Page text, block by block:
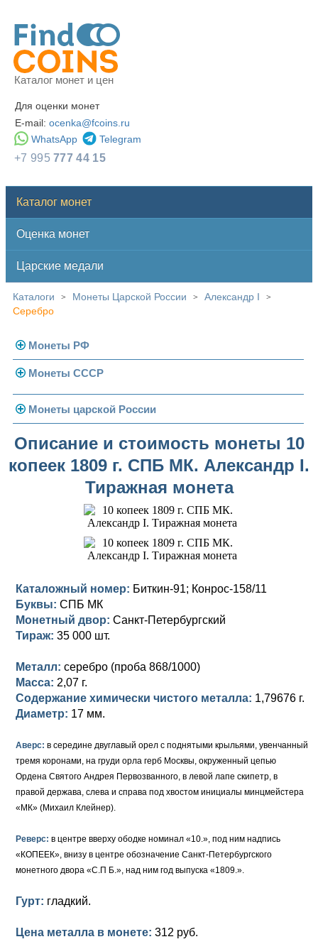
Каталог монет и цен
Для оценки монет
E-mail: ocenka@fcoins.ru
WhatsApp
Telegram
+7 995777 44 15
Каталог монет
Оценка монет
Царские медали
Каталоги > Монеты Царской России > Александр I >
Серебро
Монеты РФ
Современная Россия
Монеты 1991-1993 гг.
Монеты СССР
Погодовка СССР
Монеты 1958 года
Золотые червонцы
Памятные и юбилейные
Монеты царской России
Николай II (1894-1917)
Золото
Германская оккупация
Для Финляндии
Памятные и донативные
Александр III (1881-1894)
Для Финляндии
Памятные и донативные
Александр II (1855-1881)
Медь
Для Финляндии
Памятные и донативные
Николай I (1825-1855)
Платина, золото
Серебро
Для Грузии
Русско-Польские
Для Польши
Александр I (1801-1825)
Золото
Серебро
Медь
Для Грузии
Для Польши
Павел I (1796-1801)
Серебро
Медь
Екатерина II (1762-1796)
Золото
Серебро
Медь
Для Молдавии и Валахии
Таврические монеты
Петр III (1762)
Елизавета I (1741-1762)
Золото
Медь
Для Пруссии
Альбертусталер
Иоанн Антонович (1740-1741)
Петр II (1727-1730)
Екатерина I (1725-1727)
Золото
Серебро
Медь
Для Речи Посполитой
Описание и стоимость монеты 10
копеек 1809 г. СПБ МК. Александр I.
Тиражная монета
Каталожный номер: Биткин-91; Конрос-158/11
Буквы: СПБ МК
Монетный двор: Санкт-Петербургский
Тираж: 35 000 шт.
Металл: серебро (проба 868/1000)
Масса: 2,07 г.
Содержание химически чистого металла: 1,79676 г.
Диаметр: 17 мм.
Аверс: в середине двуглавый орел с поднятыми крыльями, увенчанный
тремя коронами, на груди орла герб Москвы, окруженный цепью
Ордена Святого Андрея Первозванного, в левой лапе скипетр, в
правой держава, слева и справа под хвостом инициалы минцмейстера
«МК» (Михаил Клейнер).
Реверс: в центре вверху ободке номинал «10.», под ним надпись
«КОПЕЕК», внизу в центре обозначение Санкт-Петербургского
монетного двора «С.П Б.», над ним год выпуска «1809.».
Гурт: гладкий.
Цена металла в монете: 312 руб.